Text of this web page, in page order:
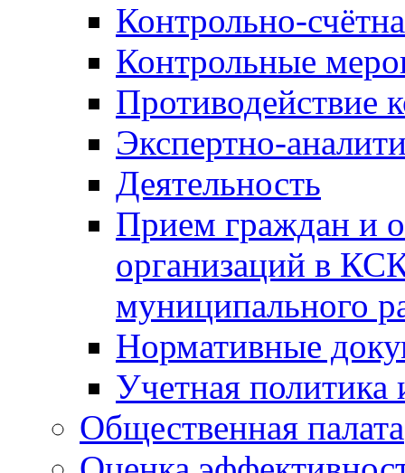
Контрольно-
Контрольные
Противодействие
Экспертно-
Деятельность
Прием граждан и
организаций в
муниципального
Нормативные
Учетная политика
Общественная палата